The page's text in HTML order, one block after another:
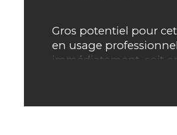
Gros potentiel pour
en usage
immédiatement, soit
pieton ou vélo